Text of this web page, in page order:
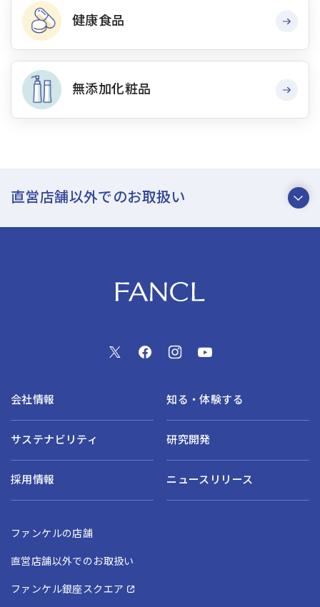
健康食品
無添加化粧品
直営店舗以外でのお取扱い
会社情報 知る・体験する
サステナビリティ 研究開発
採用情報 ニュースリリース
ファンケルの店舗
直営店舗以外でのお取扱い
ファンケル銀座スクエア